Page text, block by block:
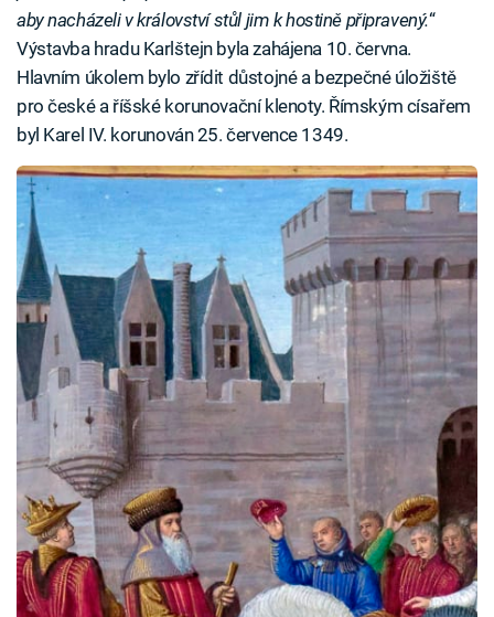
aby nacházeli v království stůl jim k hostině připravený.“
Výstavba hradu Karlštejn byla zahájena 10. června.
Hlavním úkolem bylo zřídit důstojné a bezpečné úložiště
pro české a říšské korunovační klenoty. Římským císařem
byl Karel IV. korunován 25. července 1349.